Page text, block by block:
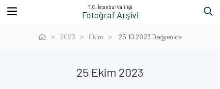
T.C. İstanbul Valiliği
Fotoğraf Arşivi
2023 Ekim 25.10.2023 Dağyenice
25 Ekim 2023